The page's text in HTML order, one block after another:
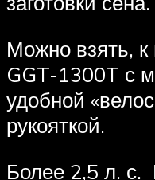
Можно взять,
GGT-1300T с
удобной
рукояткой.
Более 2,5 л.